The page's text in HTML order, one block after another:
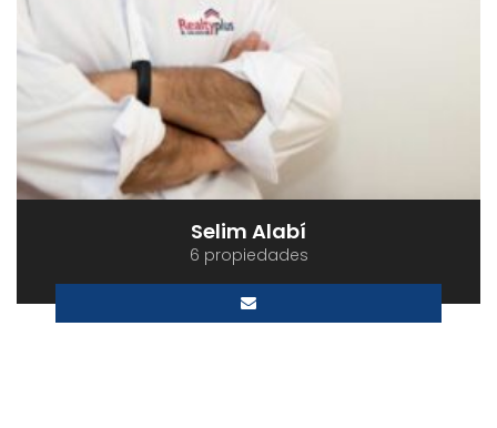
Selim Alabí
6 propiedades